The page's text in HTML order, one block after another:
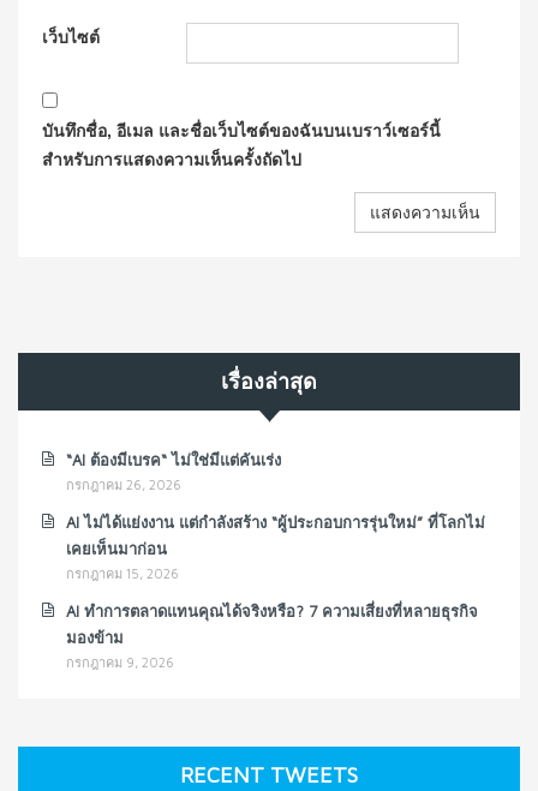
เว็บไซต์
บันทึกชื่อ, อีเมล และชื่อเว็บไซต์ของฉันบนเบราว์เซอร์นี้
สำหรับการแสดงความเห็นครั้งถัดไป
เรื่องล่าสุด
“AI ต้องมีเบรค“ ไม่ใช่มีแต่คันเร่ง
กรกฎาคม 26, 2026
AI ไม่ได้แย่งงาน แต่กำลังสร้าง “ผู้ประกอบการรุ่นใหม่” ที่โลกไม่
เคยเห็นมาก่อน
กรกฎาคม 15, 2026
AI ทำการตลาดแทนคุณได้จริงหรือ? 7 ความเสี่ยงที่หลายธุรกิจ
มองข้าม
กรกฎาคม 9, 2026
RECENT TWEETS